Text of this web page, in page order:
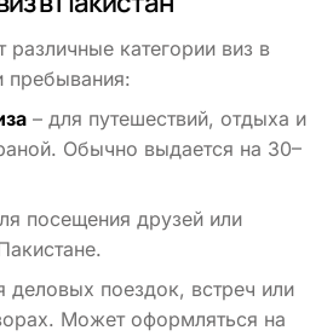
различные категории виз в
пребывания:
– для путешествий, отдыха и
Обычно выдается на 30–
посещения друзей или
деловых поездок, встреч или
Может оформляться на